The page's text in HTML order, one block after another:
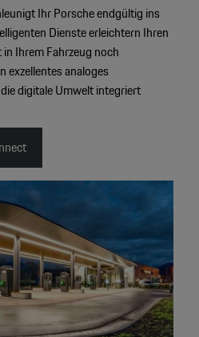
Ihr Porsche endgültig ins
Dienste erleichtern Ihren
Ihrem Fahrzeug noch
exzellentes analoges
digitale Umwelt integriert